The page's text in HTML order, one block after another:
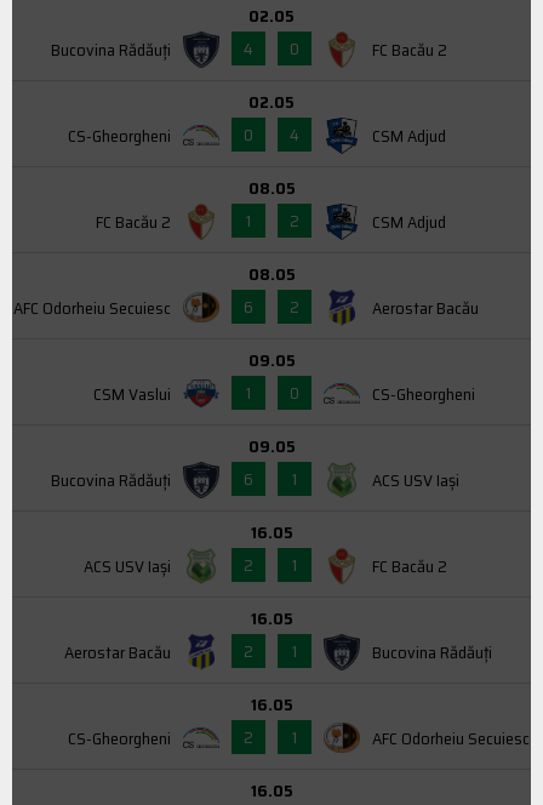
Bucovina Rădăuți
02.05
4
0 FC Bacău 2
CS-Gheorgheni
02.05
0
4 CSM Adjud
FC Bacău 2
08.05
1
2 CSM Adjud
AFC Odorheiu Secuiesc
08.05
6
2 Aerostar Bacău
CSM Vaslui
09.05
1
0 CS-Gheorgheni
Bucovina Rădăuți
09.05
6
1 ACS USV Iaşi
ACS USV Iaşi
16.05
2
1 FC Bacău 2
Aerostar Bacău
16.05
2
1 Bucovina Rădăuți
CS-Gheorgheni
16.05
2
1 AFC Odorheiu Secuiesc
16.05